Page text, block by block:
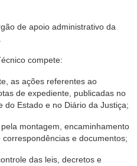
de apoio administrativo da
compete:
as ações referentes ao
de expediente, publicadas no
do Estado e no Diário da Justiça;
montagem, encaminhamento
e documentos;
das leis, decretos e